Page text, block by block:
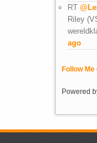
RT
Riley
ago
Follow
Powered